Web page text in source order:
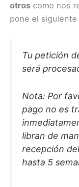
otros como nos
pone el siguiente
Tu petición
será
Nota: Por
pago no es
libran de
recepción
hasta 5